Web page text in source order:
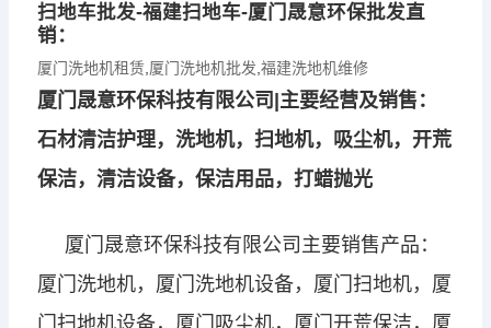
扫地车批发-福建扫地车-厦门晟意环保批发直
销：
厦门洗地机租赁 厦门洗地机批发 福建洗地机维修
厦门晟意环保科技有限公司|主要经营及销售：
石材清洁护理，洗地机，扫地机，吸尘机，开荒
保洁，清洁设备，保洁用品，打蜡抛光
厦门晟意环保科技有限公司主要销售产品：
厦门洗地机，厦门洗地机设备，厦门扫地机，厦
门扫地机设备，厦门吸尘机，厦门开荒保洁，厦